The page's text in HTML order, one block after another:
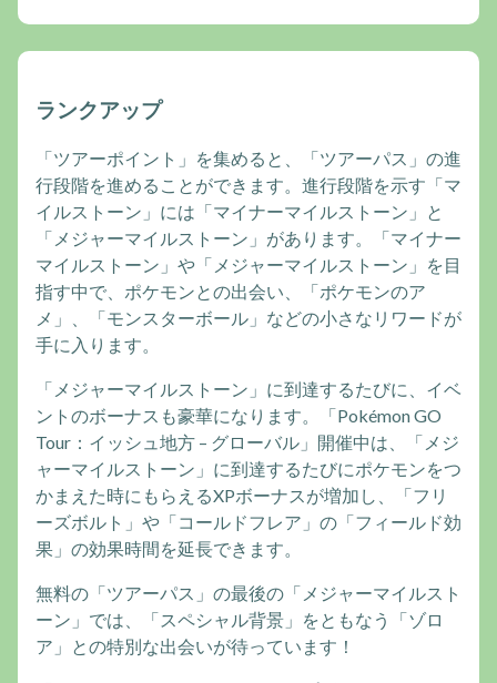
ランクアップ
「ツアーポイント」を集めると、「ツアーパス」の進
行段階を進めることができます。進行段階を示す「マ
イルストーン」には「マイナーマイルストーン」と
「メジャーマイルストーン」があります。「マイナー
マイルストーン」や「メジャーマイルストーン」を目
指す中で、ポケモンとの出会い、「ポケモンのア
メ」、「モンスターボール」などの小さなリワードが
手に入ります。
「メジャーマイルストーン」に到達するたびに、イベ
ントのボーナスも豪華になります。「Pokémon GO
Tour：イッシュ地方 – グローバル」開催中は、「メジ
ャーマイルストーン」に到達するたびにポケモンをつ
かまえた時にもらえるXPボーナスが増加し、「フリ
ーズボルト」や「コールドフレア」の「フィールド効
果」の効果時間を延長できます。
無料の「ツアーパス」の最後の「メジャーマイルスト
ーン」では、「スペシャル背景」をともなう「ゾロ
ア」との特別な出会いが待っています！